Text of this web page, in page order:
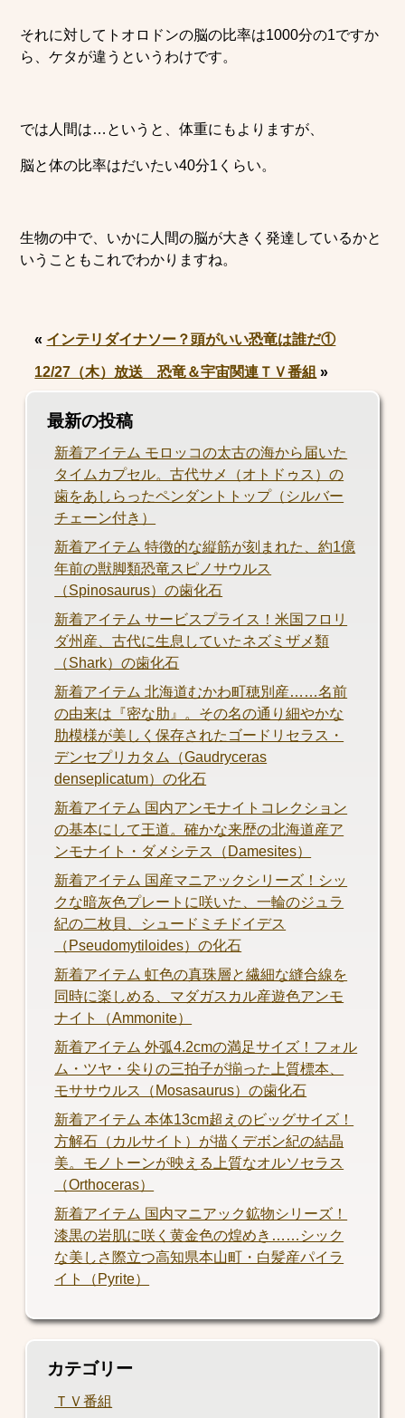
それに対してトオロドンの脳の比率は1000分の1ですか
ら、ケタが違うというわけです。
では人間は…というと、体重にもよりますが、
脳と体の比率はだいたい40分1くらい。
生物の中で、いかに人間の脳が大きく発達しているかと
いうこともこれでわかりますね。
« インテリダイナソー？頭がいい恐竜は誰だ①
12/27（木）放送 恐竜＆宇宙関連ＴＶ番組 »
最新の投稿
新着アイテム モロッコの太古の海から届いた
タイムカプセル。古代サメ（オトドゥス）の
歯をあしらったペンダントトップ（シルバー
チェーン付き）
新着アイテム 特徴的な縦筋が刻まれた、約1億
年前の獣脚類恐竜スピノサウルス
（Spinosaurus）の歯化石
新着アイテム サービスプライス！米国フロリ
ダ州産、古代に生息していたネズミザメ類
（Shark）の歯化石
新着アイテム 北海道むかわ町穂別産……名前
の由来は『密な肋』。その名の通り細やかな
肋模様が美しく保存されたゴードリセラス・
デンセプリカタム（Gaudryceras
denseplicatum）の化石
新着アイテム 国内アンモナイトコレクション
の基本にして王道。確かな来歴の北海道産ア
ンモナイト・ダメシテス（Damesites）
新着アイテム 国産マニアックシリーズ！シッ
クな暗灰色プレートに咲いた、一輪のジュラ
紀の二枚貝、シュードミチドイデス
（Pseudomytiloides）の化石
新着アイテム 虹色の真珠層と繊細な縫合線を
同時に楽しめる、マダガスカル産遊色アンモ
ナイト（Ammonite）
新着アイテム 外弧4.2cmの満足サイズ！フォル
ム・ツヤ・尖りの三拍子が揃った上質標本、
モササウルス（Mosasaurus）の歯化石
新着アイテム 本体13cm超えのビッグサイズ！
方解石（カルサイト）が描くデボン紀の結晶
美。モノトーンが映える上質なオルソセラス
（Orthoceras）
新着アイテム 国内マニアック鉱物シリーズ！
漆黒の岩肌に咲く黄金色の煌めき……シック
な美しさ際立つ高知県本山町・白髪産パイラ
イト（Pyrite）
カテゴリー
ＴＶ番組